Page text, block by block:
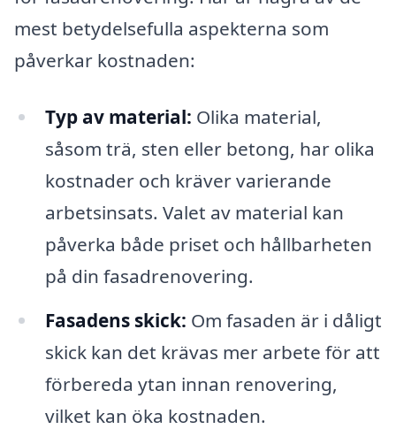
mest betydelsefulla aspekterna som
påverkar kostnaden:
Typ av material: Olika material,
såsom trä, sten eller betong, har olika
kostnader och kräver varierande
arbetsinsats. Valet av material kan
påverka både priset och hållbarheten
på din fasadrenovering.
Fasadens skick: Om fasaden är i dåligt
skick kan det krävas mer arbete för att
förbereda ytan innan renovering,
vilket kan öka kostnaden.